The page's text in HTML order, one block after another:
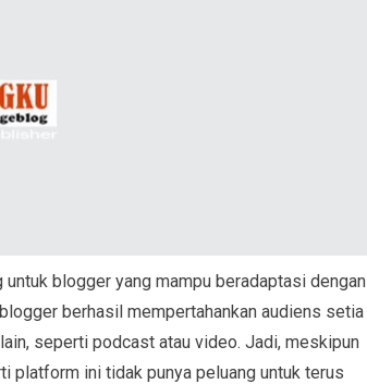
untuk blogger yang mampu beradaptasi dengan
berhasil mempertahankan audiens setia
seperti podcast atau video. Jadi, meskipun
platform ini tidak punya peluang untuk terus